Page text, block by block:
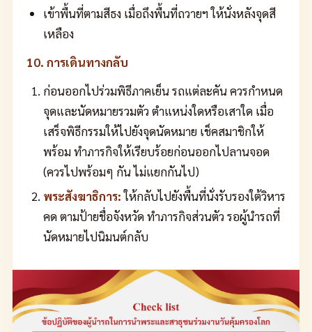
เข้าพื้นที่ตามสีธง เมื่อถึงพื้นที่ถวายฯ ให้นั่งหลังจุดสี
เหลือง
10. การเดินทางกลับ
ก่อนออกไปร่วมพิธีภาคเย็น รถแต่ละคัน ควรกำหนด
จุดและนัดหมายรวมตัว ตำแหน่งใดหรือเสาใด เมื่อ
เสร็จพิธีกรรมให้ไปยังจุดนัดหมาย เช็คสมาชิกให้
พร้อม ทำภารกิจให้เรียบร้อยก่อนออกไปลานจอด
(ควรไปพร้อมๆ กัน ไม่แยกกันไป)
พระสังฆาธิการ:ให้กลับไปยังพื้นที่นั่งรับรองใต้วิหาร
คด ตามป้ายชื่อจังหวัด ทำภารกิจส่วนตัว รอผู้นำรถที่
นัดหมายไปนิมนต์กลับ